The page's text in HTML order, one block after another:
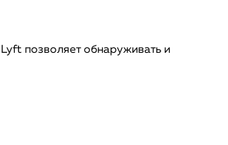
позволяет обнаруживать и